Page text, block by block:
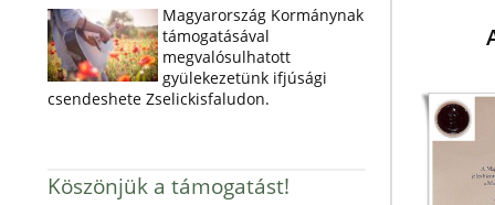
Magyarország Kormánynak
támogatásával
megvalósulhatott
gyülekezetünk ifjúsági
csendeshete Zselickisfaludon.
Köszönjük a támogatást!